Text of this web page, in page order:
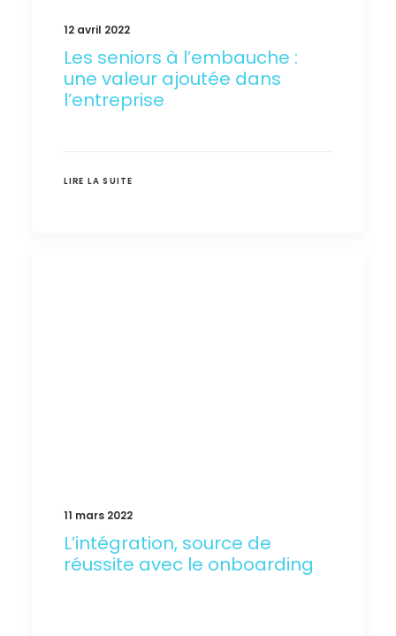
12 avril 2022
Les seniors à l’embauche :
une valeur ajoutée dans
l’entreprise
LIRE LA SUITE
11 mars 2022
L’intégration, source de
réussite avec le onboarding